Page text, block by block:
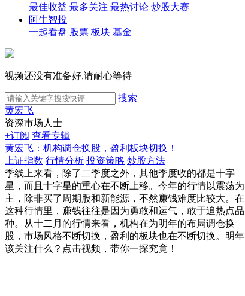
最佳收益 最多关注 最热讨论 炒股大赛
阿牛智投
一起看盘 股票 板块 基金
视频还没有准备好,请耐心等待
搜索
黄宏飞
资深市场人士
+订阅 查看专辑
黄宏飞：机构调仓换股，盈利板块切换！
上证指数 行情分析 投资策略 炒股方法
季线上来看，除了二季度之外，其他季度收的都是十字
星，而且十字星的重心在不断上移。今年的行情以震荡为
主，除非买了周期股和新能源，不然赚钱难度比较大。在
这种行情里，赚钱往往是因为勇敢和运气，敢于追热点品
种。从十二月的行情来看，机构在为明年的布局调仓换
股，市场风格不断切换，盈利的板块也在不断切换。明年
该关注什么？点击视频，带你一探究竟！